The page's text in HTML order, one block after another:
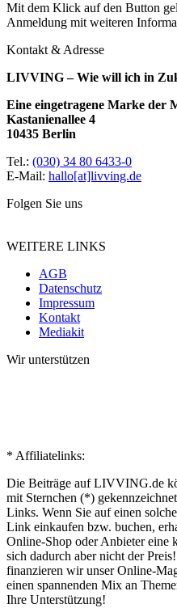
Mit dem Klick auf den Button
Anmeldung mit weiteren
Kontakt & Adresse
LIVVING – Wie will ich in
Eine eingetragene Marke der
Kastanienallee 4
10435 Berlin
Tel.: (030) 34 80 6433-0
E-Mail: hallo[at]livving.de
Folgen Sie uns
WEITERE LINKS
AGB
Datenschutz
Impressum
Kontakt
Mediakit
Wir unterstützen
* Affiliatelinks:
Die Beiträge auf LIVVING.de
mit Sternchen (*)
Links. Wenn Sie auf einen
Link einkaufen bzw. buchen,
Online-Shop oder Anbieter eine
sich dadurch aber nicht der
finanzieren wir unser Online-
einen spannenden Mix an
Ihre Unterstützung!